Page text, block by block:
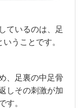
ているのは、足
うことです。
、足裏の中足骨
しその刺激が加
す。